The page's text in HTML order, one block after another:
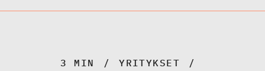
3 MIN
YRITYKSET